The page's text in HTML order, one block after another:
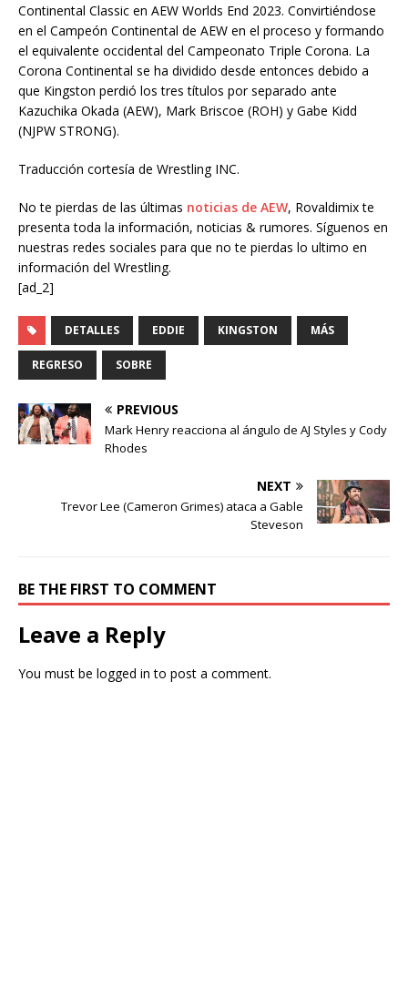
Continental Classic en AEW Worlds End 2023. Convirtiéndose
en el Campeón Continental de AEW en el proceso y formando
el equivalente occidental del Campeonato Triple Corona. La
Corona Continental se ha dividido desde entonces debido a
que Kingston perdió los tres títulos por separado ante
Kazuchika Okada (AEW), Mark Briscoe (ROH) y Gabe Kidd
(NJPW STRONG).
Traducción cortesía de Wrestling INC.
No te pierdas de las últimas noticias de AEW, Rovaldimix te
presenta toda la información, noticias & rumores. Síguenos en
nuestras redes sociales para que no te pierdas lo ultimo en
información del Wrestling.
[ad_2]
DETALLES EDDIE KINGSTON MÁS
REGRESO SOBRE
PREVIOUS
Mark Henry reacciona al ángulo de AJ Styles y Cody
Rhodes
NEXT
Trevor Lee (Cameron Grimes) ataca a Gable
Steveson
BE THE FIRST TO COMMENT
Leave a Reply
You must be logged in to post a comment.